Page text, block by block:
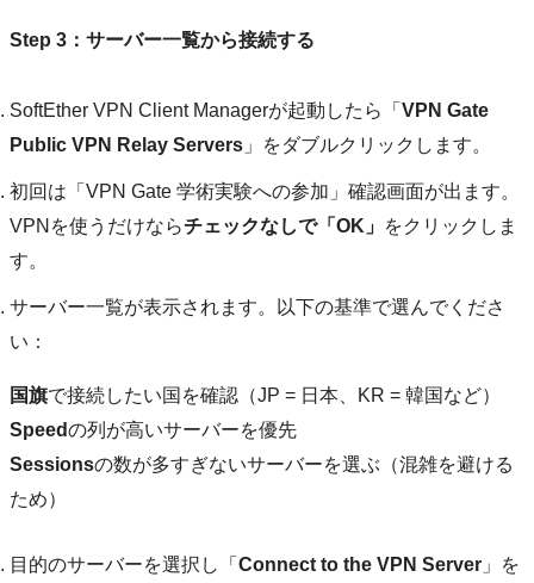
Step 3：サーバー一覧から接続する
SoftEther VPN Client Managerが起動したら「 VPN Gate
Public VPN Relay Servers 」をダブルクリックします。
初回は「VPN Gate 学術実験への参加」確認画面が出ます。
VPNを使うだけならチェックなしで「OK」 をクリックしま
す。
サーバー一覧が表示されます。以下の基準で選んでくださ
い：
国旗で接続したい国を確認（JP = 日本、KR = 韓国など）
Speedの列が高いサーバーを優先
Sessionsの数が多すぎないサーバーを選ぶ（混雑を避ける
ため）
目的のサーバーを選択し「 Connect to the VPN Server 」を